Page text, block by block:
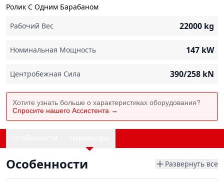
Ролик С Одним Барабаном
Рабочий Вес
22000 kg
Номинальная Мощность 147 kW
Центробежная Сила 390/258 kN
Хотите узнать больше о характеристиках оборудования?
Спросите нашего Ассистента →
Особенности Развернуть все